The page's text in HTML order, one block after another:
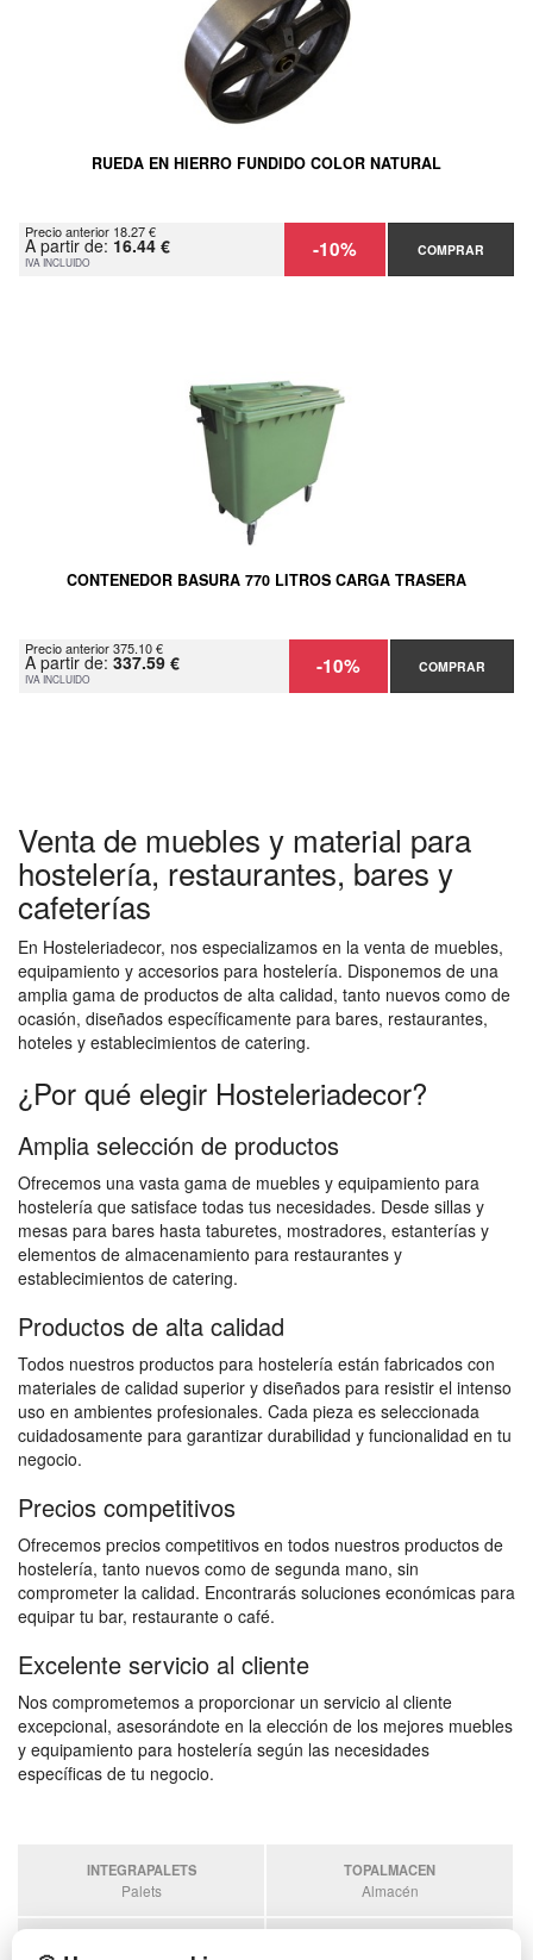
RUEDA EN HIERRO FUNDIDO COLOR NATURAL
Precio anterior 18.27 €
A partir de: 16.44 €
IVA INCLUIDO -10% COMPRAR
CONTENEDOR BASURA 770 LITROS CARGA TRASERA
Precio anterior 375.10 €
A partir de: 337.59 €
IVA INCLUIDO -10% COMPRAR
Venta de muebles y material para
hostelería, restaurantes, bares y
cafeterías
En Hosteleriadecor, nos especializamos en la venta de muebles,
equipamiento y accesorios para hostelería. Disponemos de una
amplia gama de productos de alta calidad, tanto nuevos como de
ocasión, diseñados específicamente para bares, restaurantes,
hoteles y establecimientos de catering.
¿Por qué elegir Hosteleriadecor?
Amplia selección de productos
Ofrecemos una vasta gama de muebles y equipamiento para
hostelería que satisface todas tus necesidades. Desde sillas y
mesas para bares hasta taburetes, mostradores, estanterías y
elementos de almacenamiento para restaurantes y
establecimientos de catering.
Productos de alta calidad
Todos nuestros productos para hostelería están fabricados con
materiales de calidad superior y diseñados para resistir el intenso
uso en ambientes profesionales. Cada pieza es seleccionada
cuidadosamente para garantizar durabilidad y funcionalidad en tu
negocio.
Precios competitivos
Ofrecemos precios competitivos en todos nuestros productos de
hostelería, tanto nuevos como de segunda mano, sin
comprometer la calidad. Encontrarás soluciones económicas para
equipar tu bar, restaurante o café.
Excelente servicio al cliente
Nos comprometemos a proporcionar un servicio al cliente
excepcional, asesorándote en la elección de los mejores muebles
y equipamiento para hostelería según las necesidades
específicas de tu negocio.
INTEGRAPALETS
Palets
TOPALMACEN
Almacén